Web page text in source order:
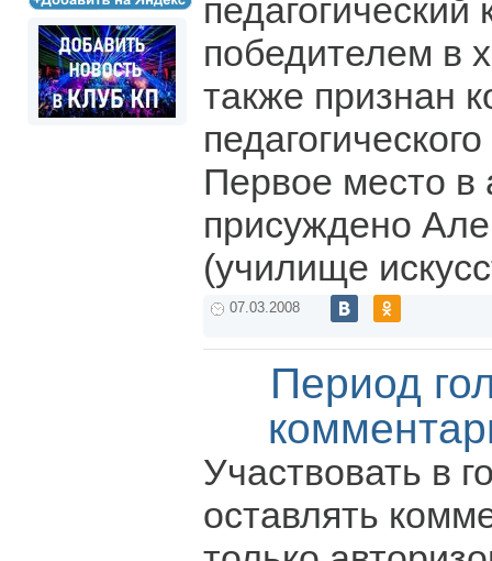
победителем в
также признан
Первое место в
присуждено
(училище
07.03.2008
Период
Участвовать в
оставлять